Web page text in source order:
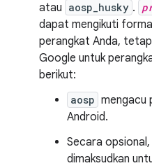
atau aosp_husky .
dapat mengikuti
perangkat Anda,
Google untuk
berikut:
aosp mengacu
Android.
Secara opsional,
dimaksudkan